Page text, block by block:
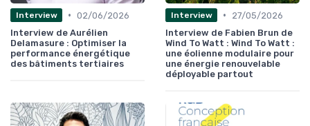
Interview • 02/06/2026
Interview de Aurélien
Delamasure : Optimiser la
performance énergétique
des bâtiments tertiaires
Interview •
27/05/2026
Interview de Fabien Brun de
Wind To Watt : Wind To Watt :
une éolienne modulaire pour
une énergie renouvelable
déployable partout